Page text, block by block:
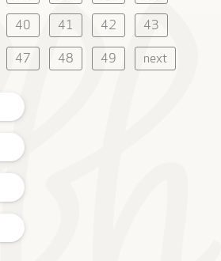
40 41 42 43
47 48 49 next